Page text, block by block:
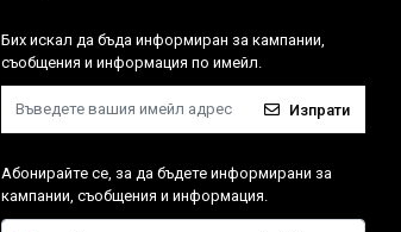
Бих искал да бъда информиран за кампании,
съобщения и информация по имейл.
Изпрати
Абонирайте се, за да бъдете информирани за
кампании, съобщения и информация.